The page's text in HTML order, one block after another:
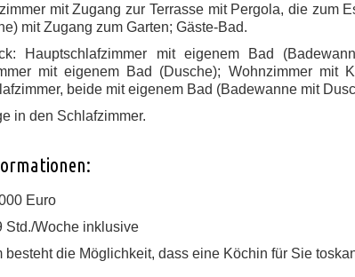
mit Zugang zur Terrasse mit Pergola, die zum
mit Zugang zum Garten; Gäste-Bad.
Hauptschlafzimmer mit eigenem Bad
mit eigenem Bad (Dusche); Wohnzimmer mit
beide mit eigenem Bad (Badewanne mit
in den Schlafzimmer.
Euro
Std./Woche inklusive
besteht die Möglichkeit, dass eine Köchin für Sie